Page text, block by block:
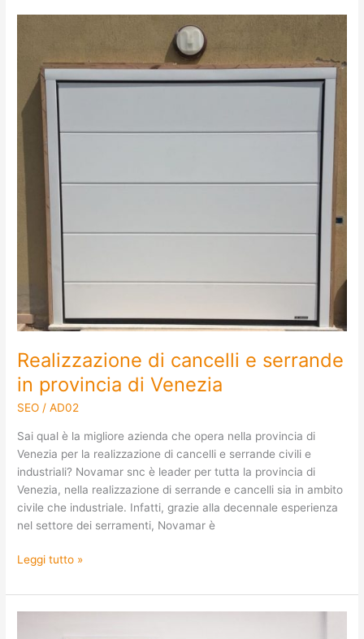
Realizzazione di cancelli e serrande
in provincia di Venezia
SEO /AD02
Sai qual è la migliore azienda che opera nella provincia di
Venezia per la realizzazione di cancelli e serrande civili e
industriali? Novamar snc è leader per tutta la provincia di
Venezia, nella realizzazione di serrande e cancelli sia in ambito
civile che industriale. Infatti, grazie alla decennale esperienza
nel settore dei serramenti, Novamar è
serrande
in
provincia
Venezia
Leggi tutto »